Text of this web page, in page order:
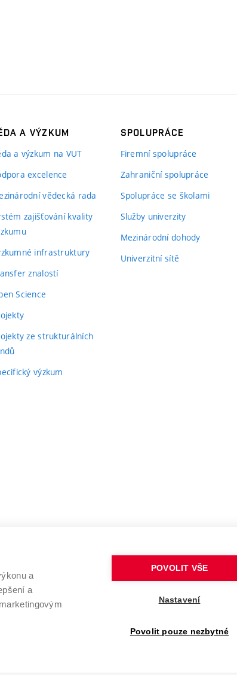
A VÝZKUM
a výzkum na VUT
excelence
vědecká rada
zajišťování kvality
infrastruktury
znalostí
Science
ze strukturálních
výzkum
SPOLUPRÁCE
Firemní spolupráce
Zahraniční spolupráce
Spolupráce se školami
Služby univerzity
Mezinárodní dohody
Univerzitní sítě
a
a
POVOLIT VŠE
Nastavení
Povolit pouze nezbytné